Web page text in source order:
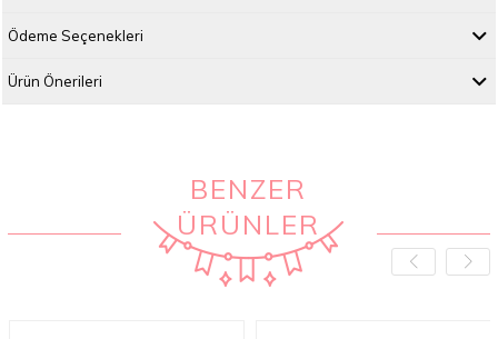
Ödeme Seçenekleri
Ürün Önerileri
BENZER
ÜRÜNLER